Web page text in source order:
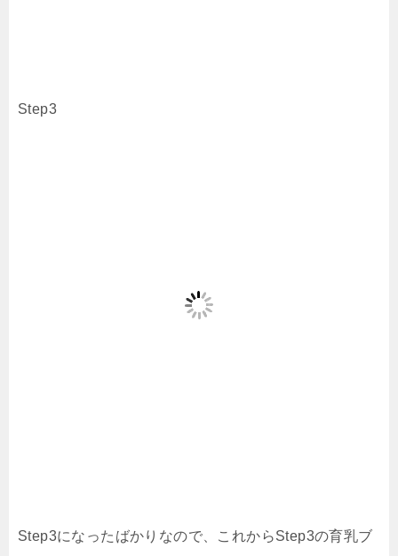
Step3
Step3になったばかりなので、これからStep3の育乳ブ